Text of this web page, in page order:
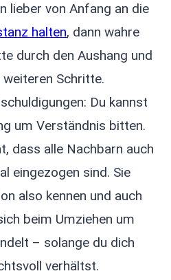
lieber von Anfang an die
halten, dann wahre
durch den Aushang und
Schritte.
Du kannst
um Verständnis bitten.
dass alle Nachbarn auch
eingezogen sind. Sie
also kennen und auch
beim Umziehen um
– solange du dich
verhältst.